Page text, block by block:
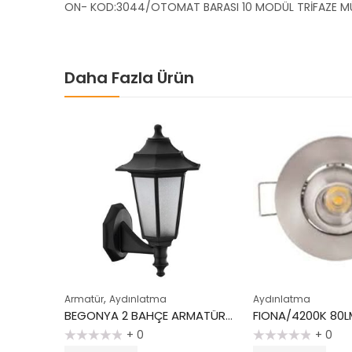
ON- KOD:3044/OTOMAT BARASI 10 MODÜL TRİFAZE
Daha Fazla Ürün
Armatür, Aydınlatma
BEGONYA 2 BAHÇE ARMATÜRÜ SİYAH
+ 0
Aydınlatma
+ 0